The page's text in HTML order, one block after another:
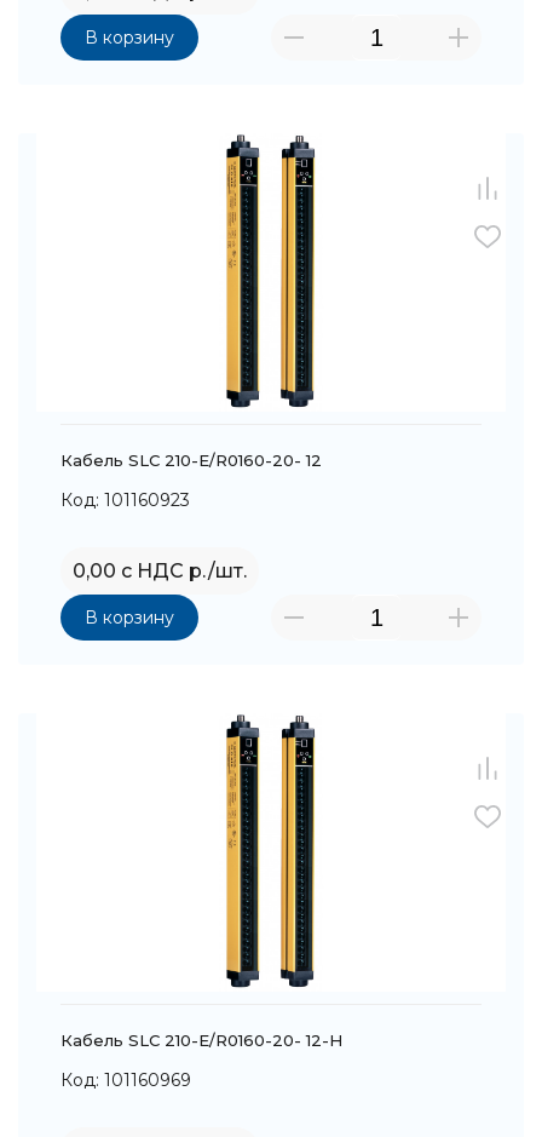
В корзину
Кабель SLC 210-E/R0160-20- 12
Код: 101160923
0,00 с НДС р./шт.
В корзину
Кабель SLC 210-E/R0160-20- 12-H
Код: 101160969